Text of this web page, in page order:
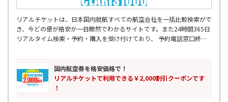
リアルチケットは、日本国内就航すべての航空会社を一括比較検索がで
き、今どの便が格安か一目瞭然でわかるサイトです。また24時間365日
リアルタイム検索・予約・購入を受け付けており、 予約電話窓口終了
購入をしていただけます。355日先の予約まででき、最大88%OFFの航
空券もご購入可能です。国内格安航空券はリアルチケットにお任せくだ
さい。
国内航空券を格安価格で！
リアルチケットで利用できる￥2,000割引クーポンです
！